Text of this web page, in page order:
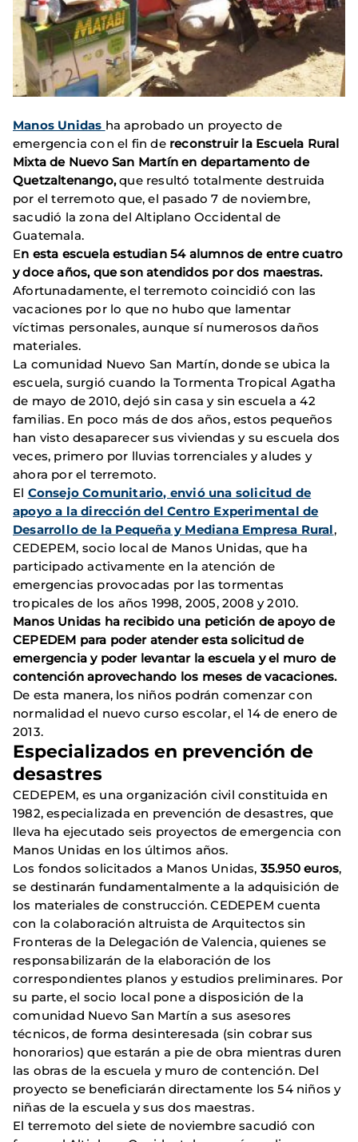
Manos Unidas ha aprobado un proyecto de
emergencia con el fin dereconstruir la Escuela Rural
Mixta de Nuevo San Martín en departamento de
Quetzaltenango,que resultó totalmente destruida
por el terremoto que, el pasado 7 de noviembre,
sacudió la zona del Altiplano Occidental de
Guatemala.
En esta escuela estudian 54 alumnos de entre cuatro
y doce años, que son atendidos por dos maestras.
Afortunadamente, el terremoto coincidió con las
vacaciones por lo que no hubo que lamentar
víctimas personales, aunque sí numerosos daños
materiales.
La comunidad Nuevo San Martín, donde se ubica la
escuela, surgió cuando la Tormenta Tropical Agatha
de mayo de 2010, dejó sin casa y sin escuela a 42
familias. En poco más de dos años, estos pequeños
han visto desaparecer sus viviendas y su escuela dos
veces, primero por lluvias torrenciales y aludes y
ahora por el terremoto.
El Consejo Comunitario, envió una solicitud de
apoyo a la dirección del Centro Experimental de
Desarrollo de la Pequeña y Mediana Empresa Rural,
CEDEPEM, socio local de Manos Unidas, que ha
participado activamente en la atención de
emergencias provocadas por las tormentas
tropicales de los años 1998, 2005, 2008 y 2010.
Manos Unidas ha recibido una petición de apoyo de
CEPEDEM para poder atender esta solicitud de
emergencia y poder levantar la escuela y el muro de
contención aprovechando los meses de vacaciones.
De esta manera, los niños podrán comenzar con
normalidad el nuevo curso escolar, el 14 de enero de
2013.
Especializados en prevención de
desastres
CEDEPEM, es una organización civil constituida en
1982, especializada en prevención de desastres, que
lleva ha ejecutado seis proyectos de emergencia con
Manos Unidas en los últimos años.
Los fondos solicitados a Manos Unidas, 35.950 euros,
se destinarán fundamentalmente a la adquisición de
los materiales de construcción. CEDEPEM cuenta
con la colaboración altruista de Arquitectos sin
Fronteras de la Delegación de Valencia, quienes se
responsabilizarán de la elaboración de los
correspondientes planos y estudios preliminares. Por
su parte, el socio local pone a disposición de la
comunidad Nuevo San Martín a sus asesores
técnicos, de forma desinteresada (sin cobrar sus
honorarios) que estarán a pie de obra mientras duren
las obras de la escuela y muro de contención. Del
proyecto se beneficiarán directamente los 54 niños y
niñas de la escuela y sus dos maestras.
El terremoto del siete de noviembre sacudió con